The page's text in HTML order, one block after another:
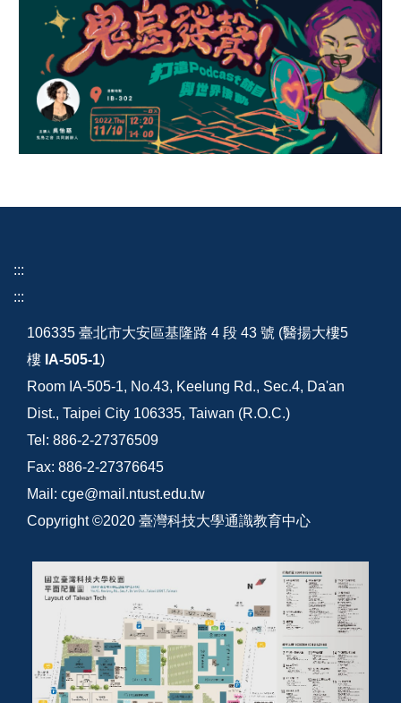
:::
:::
106335 臺北市大安區基隆路 4 段 43 號 (醫揚大樓5
樓 IA-505-1)
Room IA-505-1, No.43, Keelung Rd., Sec.4, Da'an
Dist., Taipei City 106335, Taiwan (R.O.C.)
Tel: 886-2-27376509
Fax: 886-2-27376645
Mail: cge@mail.ntust.edu.tw
Copyright ©2020 臺灣科技大學通識教育中心